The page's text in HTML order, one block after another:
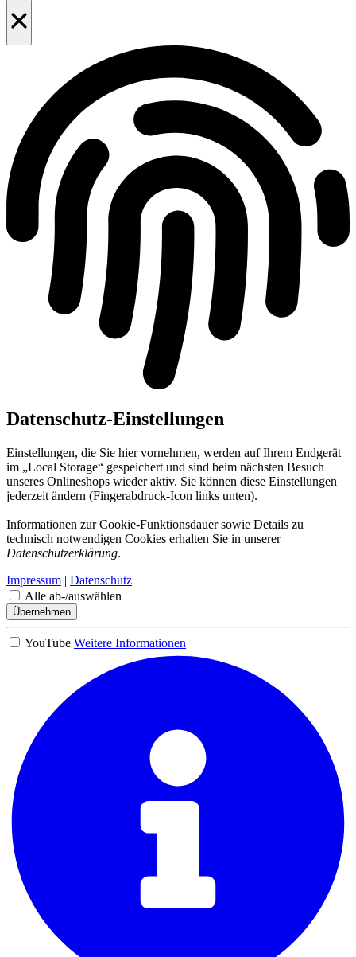
Datenschutz-Einstellungen
Einstellungen, die Sie hier vornehmen, werden auf Ihrem Endgerät
im „Local Storage“ gespeichert und sind beim nächsten Besuch
unseres Onlineshops wieder aktiv. Sie können diese Einstellungen
jederzeit ändern (Fingerabdruck-Icon links unten).
Informationen zur Cookie-Funktionsdauer sowie Details zu
technisch notwendigen Cookies erhalten Sie in unserer
Datenschutzerklärung.
Impressum | Datenschutz
Alle ab-/auswählen
Übernehmen
YouTube Weitere Informationen